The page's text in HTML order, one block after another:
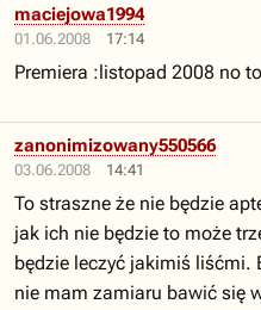
01.06.2008 17:14
maciejowa1994
Premiera :listopad 2008 no
03.06.2008 14:41
zanonimizowany550566
To straszne że nie będzie
jak ich nie będzie to może
będzie leczyć jakimiś liśćmi.
nie mam zamiaru bawić się